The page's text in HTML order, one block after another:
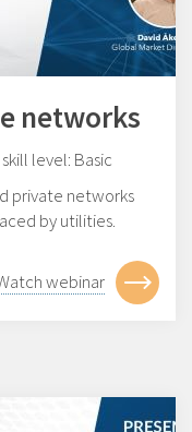
networks
level: Basic
private networks
by utilities.
webinar